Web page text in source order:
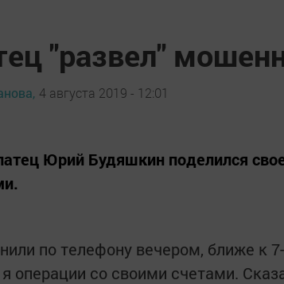
"развел"
4 августа 2019 - 12:01
Юрий Будяшкин поделился
по телефону вечером, ближе к
операции со своими счетами.